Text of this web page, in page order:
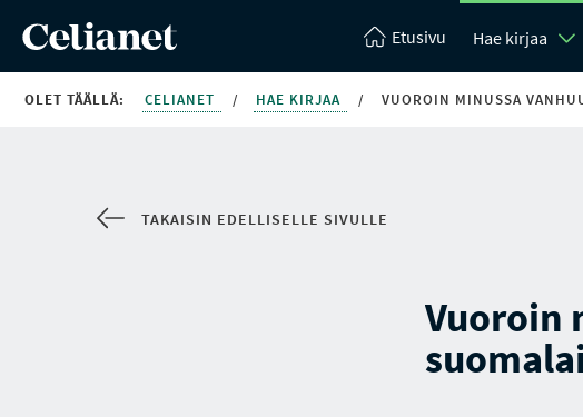
Etusivu Hae kirjaa
OLET TÄÄLLÄ: CELIANET / HAE KIRJAA / VUOROIN MINUSSA
TAKAISIN EDELLISELLE SIVULLE
Vuoroin